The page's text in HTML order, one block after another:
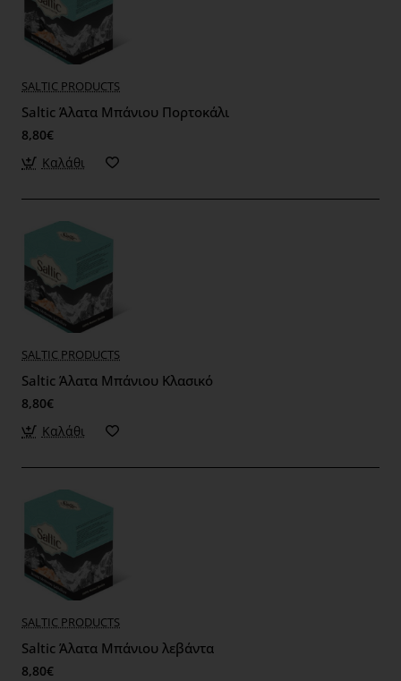
SALTIC PRODUCTS
Saltic Άλατα Μπάνιου Πορτοκάλι
8,80€
Καλάθι
SALTIC PRODUCTS
Saltic Άλατα Μπάνιου Κλασικό
8,80€
Καλάθι
SALTIC PRODUCTS
Saltic Άλατα Μπάνιου λεβάντα
8,80€